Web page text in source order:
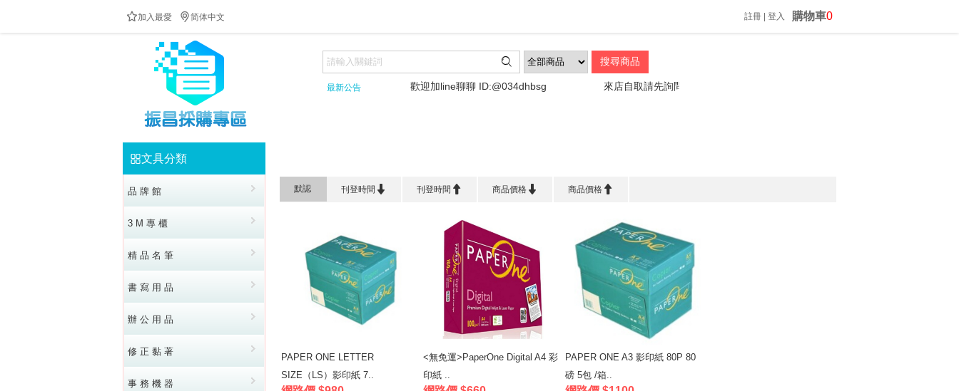
註冊 登入 購物車0
加入最愛 简体中文

最新公告
防疫隔板供應中!!!歡迎來電洽詢!!!全民防疫!!台灣加油!!!! 歡迎加line聊聊 ID:@034dhbsg 來店自取請先詢問喔
文具分類
品 牌 館
3 M 專 櫃
精 品 名 筆
書 寫 用 品
辦 公 用 品
修 正 黏 著
事 務 機 器
默認 刊登時間  刊登時間  商品價格  商品價格 
PAPER ONE LETTER
SIZE（LS）影印紙 7..
<無免運>PaperOne Digital A4 彩
印紙 ..
PAPER ONE A3 影印紙 80P 80
磅 5包 /箱..